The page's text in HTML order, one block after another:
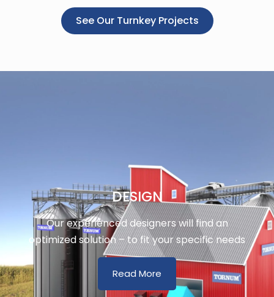
See Our Turnkey Projects
DESIGN
Our experienced designers will find an
optimized solution – to fit your specific needs
Read More